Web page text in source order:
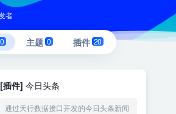
者
主题 0 插件 20
[插件] 今日头条
通过天行数据接口开发的今日头条新闻